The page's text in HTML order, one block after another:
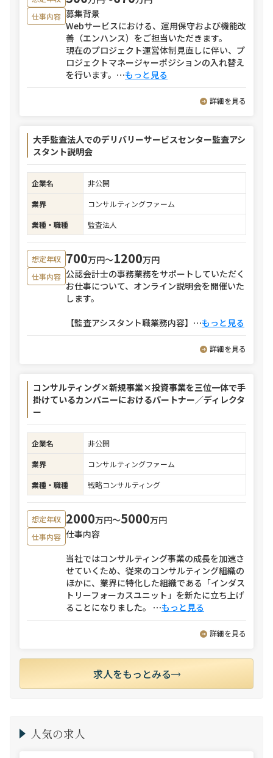
仕事内容 募集背景
Webサービスにおける、運用保守および機能改
善（エンハンス）をご担当いただきます。
現在のプロジェクト運営体制見直しに伴い、プ
ロジェクトマネージャーポジションの入れ替え
を行います。 ⋯もっと見る
詳細を見る
大手監査法人でのデリバリーサービスセンター監査アシ
スタント説明会
企業名
非公開
業界
コンサルティングファーム
業種・職種
監査法人
想定年収 700万円〜1200万円
仕事内容 公認会計士の事務業務をサポートしていただく
お仕事について、オンライン説明会を開催いた
します。
【監査アシスタント職業務内容】 ⋯もっと見る
詳細を見る
コンサルティング×新規事業×投資事業を三位一体で手
掛けているカンパニーにおけるパートナー／ディレクタ
ー
企業名
非公開
業界
コンサルティングファーム
業種・職種
戦略コンサルティング
想定年収 2000万円〜5000万円
仕事内容 仕事内容
当社ではコンサルティング事業の成長を加速さ
せていくため、従来のコンサルティング組織の
ほかに、業界に特化した組織である「インダス
トリーフォーカスユニット」を新たに立ち上げ
ることになりました。 ⋯もっと見る
詳細を見る
求人をもっとみる
人気の求人